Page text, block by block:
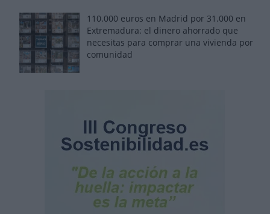
110.000 euros en Madrid por 31.000 en
Extremadura: el dinero ahorrado que
necesitas para comprar una vivienda por
comunidad